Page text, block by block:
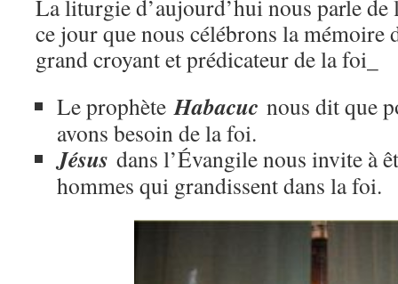
La liturgie d’aujourd’hui nous parle
ce jour que nous célébrons la mémoire
grand croyant et prédicateur de la foi_
Le prophèteHabacuc nous dit que
avons besoin de la foi.
Jésus dans l’Évangile nous invite à
hommes qui grandissent dans la foi.